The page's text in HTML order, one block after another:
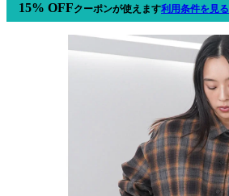
15% OFFクーポンが使えます利用条件を見る